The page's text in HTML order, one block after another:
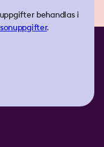
behandlas i
.